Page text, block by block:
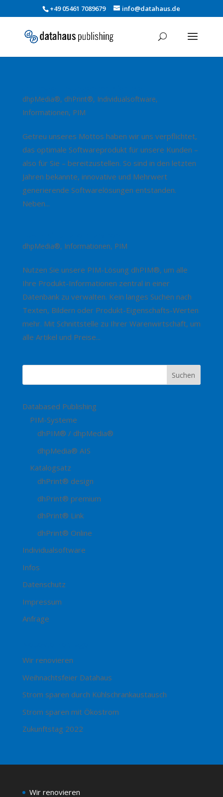
+49 05461 7089679 info@datahaus.de
dhpMedia®, dhPrint®, Individualsoftware,
Informationen, PIM
Getreu unseres Mottos haben wir uns verpflichtet,
das optimale Softwareprodukt für unsere Kunden –
also für Sie – bereitzustellen. So sind in den letzten
Jahren bekannte, innovative und Mehrwert
generierende Softwarelösungen entstanden.
Neben...
dhpMedia®, Informationen, PIM
Nutzen Sie unsere PIM-Lösung dhPIM®, um alle
Ihre Produkt-Informationen zentral in einer
Datenbank zu verwalten. Kein langes Suchen nach
Texten, Bildern oder Produkt-Eigenschafts-Werten
mehr. Mit Schnittstelle zu Ihrer Warenwirtschaft, um
alle Artikel und Preise...
Databased Publishing
PIM-Systeme
dhPIM® / dhpMedia®
dhpMedia® AIS
Katalogsatz
dhPrint® design
dhPrint® premium
dhPrint® Link
dhPrint® Online
Individualsoftware
Infos
Datenschutz
Impressum
Anfrage
Wir renovieren
Weihnachtsfeier Datahaus
Strom sparen durch Kühlschrankaustausch
Strom sparen mit Ökostrom
Zukunftstag 2022
Wir renovieren